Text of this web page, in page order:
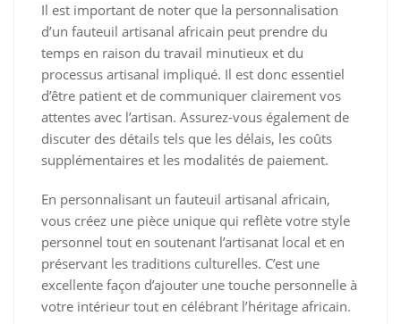
Il est important de noter que la personnalisation
d’un fauteuil artisanal africain peut prendre du
temps en raison du travail minutieux et du
processus artisanal impliqué. Il est donc essentiel
d’être patient et de communiquer clairement vos
attentes avec l’artisan. Assurez-vous également de
discuter des détails tels que les délais, les coûts
supplémentaires et les modalités de paiement.
En personnalisant un fauteuil artisanal africain,
vous créez une pièce unique qui reflète votre style
personnel tout en soutenant l’artisanat local et en
préservant les traditions culturelles. C’est une
excellente façon d’ajouter une touche personnelle à
votre intérieur tout en célébrant l’héritage africain.